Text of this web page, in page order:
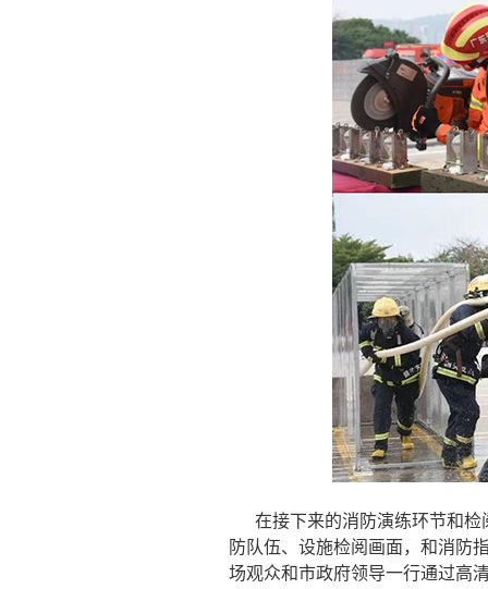
在接下来的消防演练环节和检
防队伍、设施检阅画面，和消防
场观众和市政府领导一行通过高